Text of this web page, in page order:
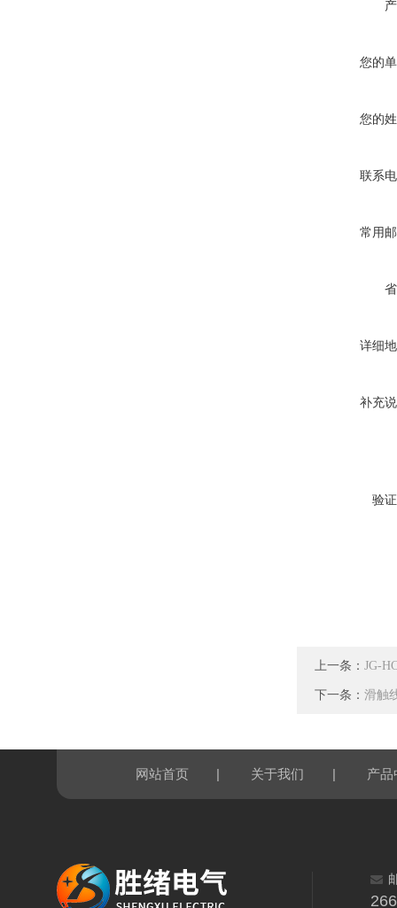
您的
您的
联系
常用
详细
补充
验
上一条： JG-
下一条： 滑触
网站首页 | 关于我们 | 产品